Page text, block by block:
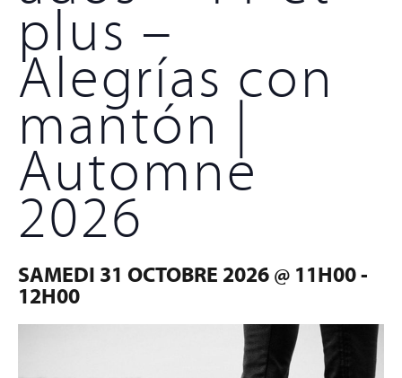
plus –
Alegrías con
mantón |
Automne
2026
SAMEDI 31 OCTOBRE 2026 @ 11H00-
12H00